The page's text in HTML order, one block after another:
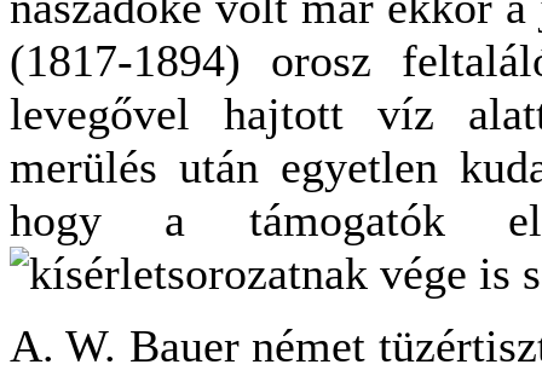
(1817-1894) orosz
levegővel hajtott víz
merülés után egyetlen
hogy a támogatók
kísérletsorozatnak vége is
A. W. Bauer német